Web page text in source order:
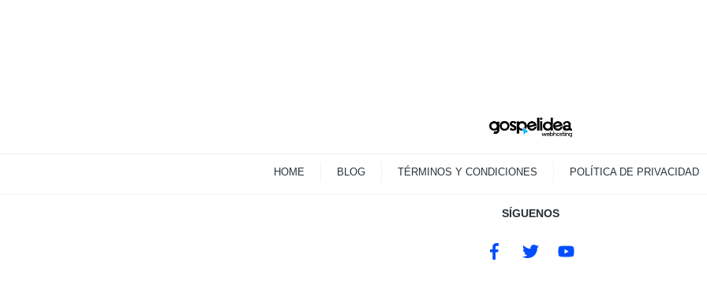
HOME BLOG TÉRMINOS Y CONDICIONES POLÍTICA DE PRIVACIDAD
SÍGUENOS